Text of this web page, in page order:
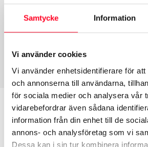
Samtycke Information
Vi använder cookies
Vi använder enhetsidentifierare för
och annonserna till användarna,
för sociala medier och analysera vår
vidarebefordrar även sådana
information från din enhet till de
annons- och analysföretag som vi
Dessa kan i sin tur kombinera
Art nummer
Passar detta däck min
Ange registreringsnummer för att